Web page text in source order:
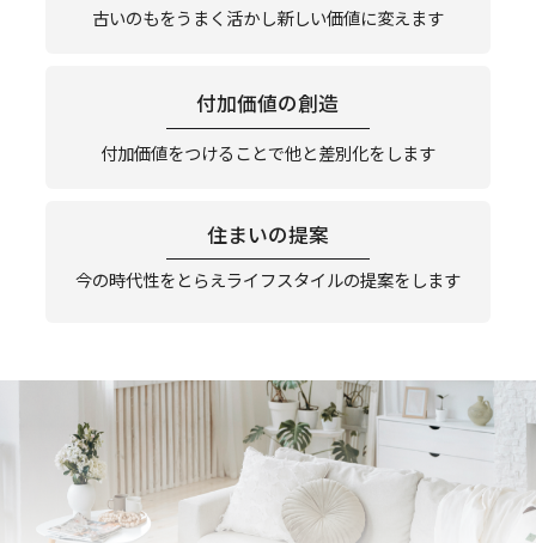
古いのもをうまく活かし新しい価値に変えます
付加価値の創造
付加価値をつけることで他と差別化をします
住まいの提案
今の時代性をとらえライフスタイルの提案をします